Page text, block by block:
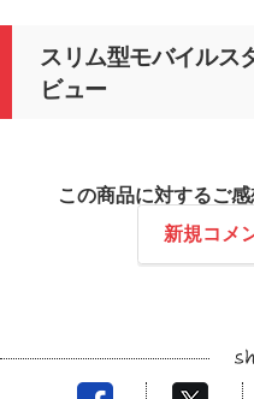
スリム型モバイルス
ビュー
この商品に対するご
新規コメ